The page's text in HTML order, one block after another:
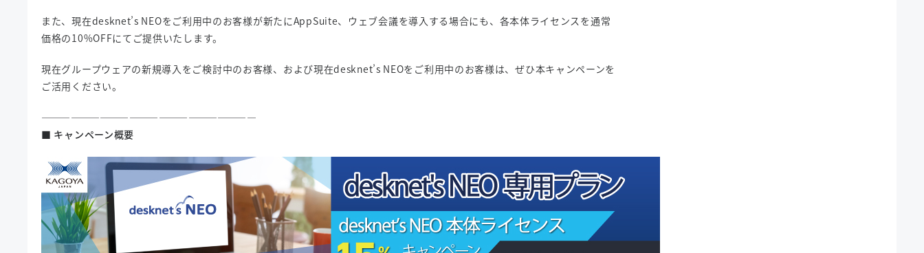
また、現在desknet’s NEOをご利用中のお客様が新たにAppSuite、ウェブ会議を導入する場合にも、各本体ライセンスを通常
価格の10%OFFにてご提供いたします。
現在グループウェアの新規導入をご検討中のお客様、および現在desknet’s NEOをご利用中のお客様は、ぜひ本キャンペーンを
ご活用ください。
——————————————————————
■ キャンペーン概要